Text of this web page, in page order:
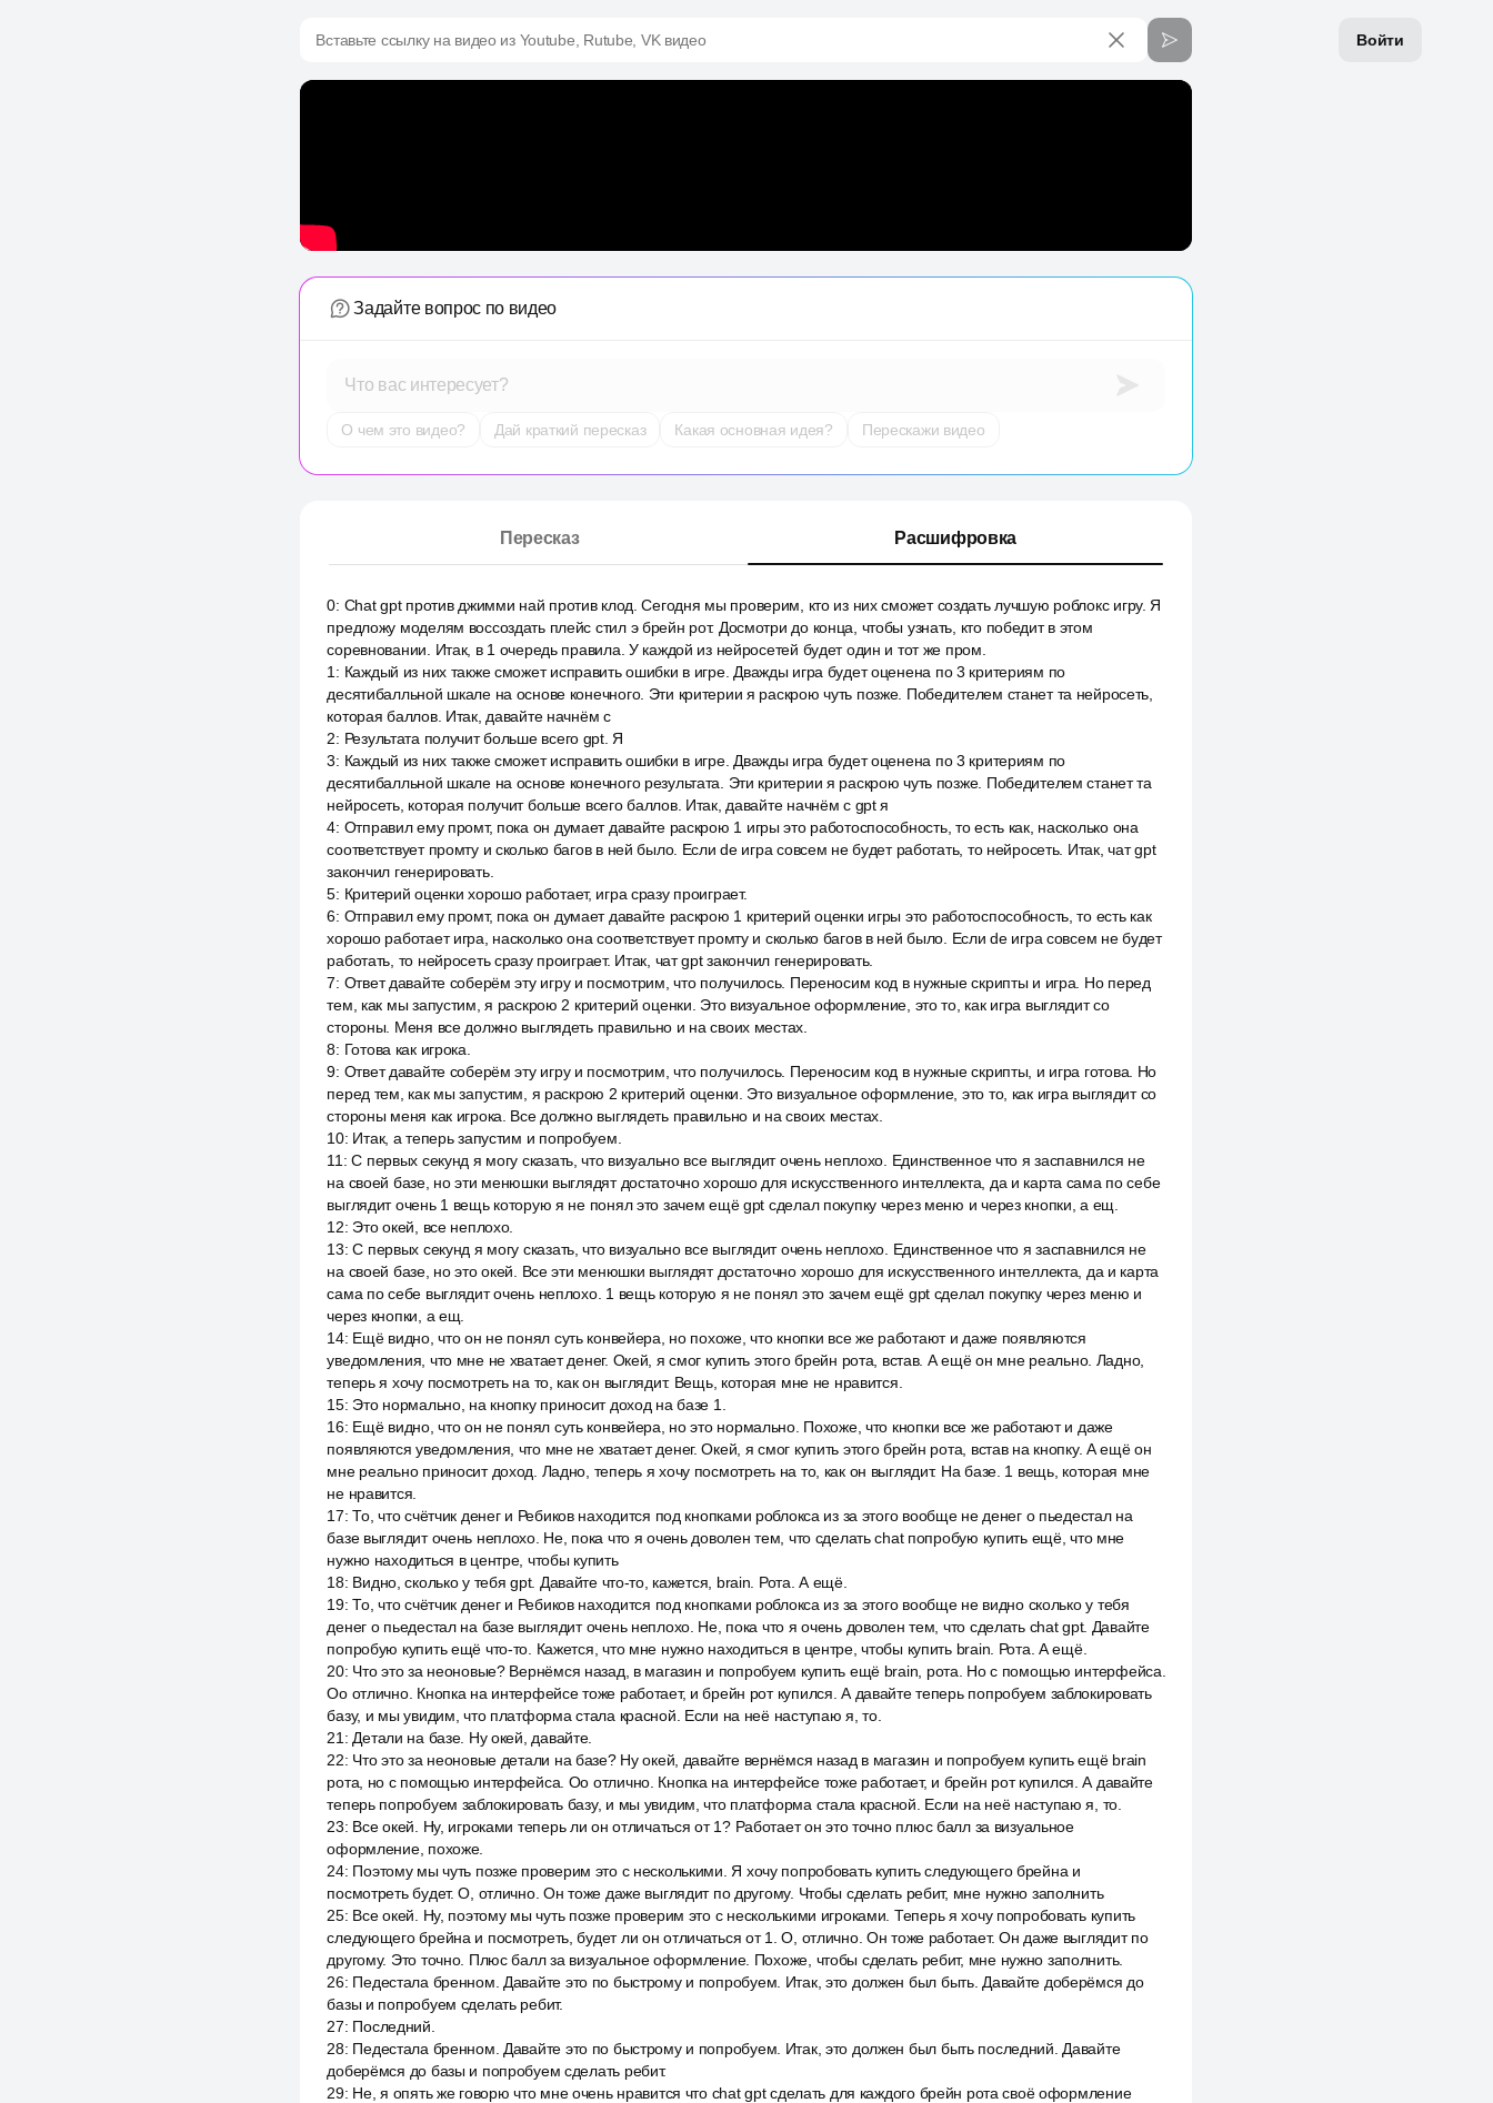
Войти
Вставьте ссылку на видео из Youtube, Rutube, VK видео
Задайте вопрос по видео
Что вас интересует?
О чем это видео? Дай краткий пересказ Какая основная идея? Перескажи видео
Пересказ Расшифровка
0: Chat gpt против джимми най против клод. Сегодня мы проверим, кто из них сможет создать лучшую роблокс игру. Я
предложу моделям воссоздать плейс стил э брейн рот. Досмотри до конца, чтобы узнать, кто победит в этом
соревновании. Итак, в 1 очередь правила. У каждой из нейросетей будет один и тот же пром.
1 : Каждый из них также сможет исправить ошибки в игре. Дважды игра будет оценена по 3 критериям по
десятибалльной шкале на основе конечного. Эти критерии я раскрою чуть позже. Победителем станет та нейросеть,
которая баллов. Итак, давайте начнём с
2: Результата получит больше всего gpt. Я
3: Каждый из них также сможет исправить ошибки в игре. Дважды игра будет оценена по 3 критериям по
десятибалльной шкале на основе конечного результата. Эти критерии я раскрою чуть позже. Победителем станет та
нейросеть, которая получит больше всего баллов. Итак, давайте начнём с gpt я
4: Отправил ему промт, пока он думает давайте раскрою 1 игры это работоспособность, то есть как, насколько она
соответствует промту и сколько багов в ней было. Если de игра совсем не будет работать, то нейросеть. Итак, чат gpt
закончил генерировать.
5: Критерий оценки хорошо работает, игра сразу проиграет.
6: Отправил ему промт, пока он думает давайте раскрою 1 критерий оценки игры это работоспособность, то есть как
хорошо работает игра, насколько она соответствует промту и сколько багов в ней было. Если de игра совсем не будет
работать, то нейросеть сразу проиграет. Итак, чат gpt закончил генерировать.
7: Ответ давайте соберём эту игру и посмотрим, что получилось. Переносим код в нужные скрипты и игра. Но перед
тем, как мы запустим, я раскрою 2 критерий оценки. Это визуальное оформление, это то, как игра выглядит со
стороны. Меня все должно выглядеть правильно и на своих местах.
8: Готова как игрока.
9: Ответ давайте соберём эту игру и посмотрим, что получилось. Переносим код в нужные скрипты, и игра готова. Но
перед тем, как мы запустим, я раскрою 2 критерий оценки. Это визуальное оформление, это то, как игра выглядит со
стороны меня как игрока. Все должно выглядеть правильно и на своих местах.
10: Итак, а теперь запустим и попробуем.
11 :С первых секунд я могу сказать, что визуально все выглядит очень неплохо. Единственное что я заспавнился не
на своей базе, но эти менюшки выглядят достаточно хорошо для искусственного интеллекта, да и карта сама по себе
выглядит очень 1 вещь которую я не понял это зачем ещё gpt сделал покупку через меню и через кнопки, а ещ.
12: Это окей, все неплохо.
13:С первых секунд я могу сказать, что визуально все выглядит очень неплохо. Единственное что я заспавнился не
на своей базе, но это окей. Все эти менюшки выглядят достаточно хорошо для искусственного интеллекта, да и карта
сама по себе выглядит очень неплохо. 1 вещь которую я не понял это зачем ещё gpt сделал покупку через меню и
через кнопки, а ещ.
14: Ещё видно, что он не понял суть конвейера, но похоже, что кнопки все же работают и даже появляются
уведомления, что мне не хватает денег. Окей, я смог купить этого брейн рота, встав. А ещё он мне реально. Ладно,
теперь я хочу посмотреть на то, как он выглядит. Вещь, которая мне не нравится.
15: Это нормально, на кнопку приносит доход на базе 1.
16: Ещё видно, что он не понял суть конвейера, но это нормально. Похоже, что кнопки все же работают и даже
появляются уведомления, что мне не хватает денег. Окей, я смог купить этого брейн рота, встав на кнопку. А ещё он
мне реально приносит доход. Ладно, теперь я хочу посмотреть на то, как он выглядит. На базе. 1 вещь, которая мне
не нравится.
17:То, что счётчик денег и Ребиков находится под кнопками роблокса из за этого вообще не денег о пьедестал на
базе выглядит очень неплохо. Не, пока что я очень доволен тем, что сделать chat попробую купить ещё, что мне
нужно находиться в центре, чтобы купить
18: Видно, сколько у тебя gpt. Давайте что-то, кажется, brain. Рота. А ещё.
19:То, что счётчик денег и Ребиков находится под кнопками роблокса из за этого вообще не видно сколько у тебя
денег о пьедестал на базе выглядит очень неплохо. Не, пока что я очень доволен тем, что сделать chat gpt. Давайте
попробую купить ещё что-то. Кажется, что мне нужно находиться в центре, чтобы купить brain. Рота. А ещё.
20: Что это за неоновые? Вернёмся назад, в магазин и попробуем купить ещё brain, рота. Но с помощью интерфейса.
Оо отлично. Кнопка на интерфейсе тоже работает, и брейн рот купился. А давайте теперь попробуем заблокировать
базу, и мы увидим, что платформа стала красной. Если на неё наступаю я, то.
21 : Детали на базе. Ну окей, давайте.
22: Что это за неоновые детали на базе? Ну окей, давайте вернёмся назад в магазин и попробуем купить ещё brain
рота, но с помощью интерфейса. Оо отлично. Кнопка на интерфейсе тоже работает, и брейн рот купился. А давайте
теперь попробуем заблокировать базу, и мы увидим, что платформа стала красной. Если на неё наступаю я, то.
23: Все окей. Ну, игроками теперь ли он отличаться от 1? Работает он это точно плюс балл за визуальное
оформление, похоже.
24: Поэтому мы чуть позже проверим это с несколькими. Я хочу попробовать купить следующего брейна и
посмотреть будет. О, отлично. Он тоже даже выглядит по другому. Чтобы сделать ребит, мне нужно заполнить
25: Все окей. Ну, поэтому мы чуть позже проверим это с несколькими игроками. Теперь я хочу попробовать купить
следующего брейна и посмотреть, будет ли он отличаться от 1. О, отлично. Он тоже работает. Он даже выглядит по
другому. Это точно. Плюс балл за визуальное оформление. Похоже, чтобы сделать ребит, мне нужно заполнить.
26: Педестала бренном. Давайте это по быстрому и попробуем. Итак, это должен был быть. Давайте доберёмся до
базы и попробуем сделать ребит.
27: Последний.
28: Педестала бренном. Давайте это по быстрому и попробуем. Итак, это должен был быть последний. Давайте
доберёмся до базы и попробуем сделать ребит.
29: Не, я опять же говорю что мне очень нравится что chat gpt сделать для каждого брейн рота своё оформление